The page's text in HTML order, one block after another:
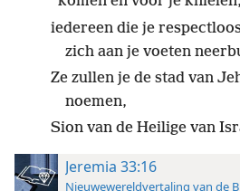
iedereen die je
zich aan je voeten
Ze zullen je de stad van
noemen,
Sion van de Heilige van
Jeremia 33:16
Nieuwewereldvertaling van de